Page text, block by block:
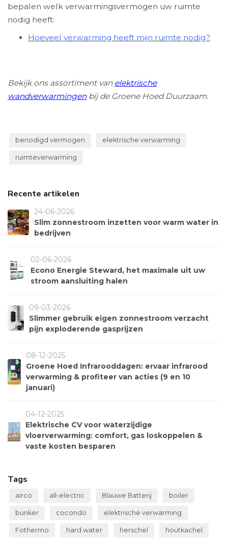
bepalen welk verwarmingsvermogen uw ruimte
nodig heeft:
Hoeveel verwarming heeft mijn ruimte nodig?
Bekijk ons assortiment van elektrische
wandverwarmingenbij de Groene Hoed Duurzaam.
benodigd vermogen elektrische verwarming
ruimteverwarming
Recente artikelen
24-06-2026
Slim zonnestroom inzetten voor warm water in
bedrijven
02-06-2026
Econo Energie Steward, het maximale uit uw
stroom aansluiting halen
09-03-2026
Slimmer gebruik eigen zonnestroom verzacht
pijn exploderende gasprijzen
08-12-2025
Groene Hoed Infrarooddagen: ervaar infrarood
verwarming & profiteer van acties (9 en 10
januari)
04-12-2025
Elektrische CV voor waterzijdige
vloerverwarming: comfort, gas loskoppelen &
vaste kosten besparen
Tags
airco all-electric Blauwe Batterij boiler
bunker cocondo elektrische verwarming
Fothermo hard water herschel houtkachel